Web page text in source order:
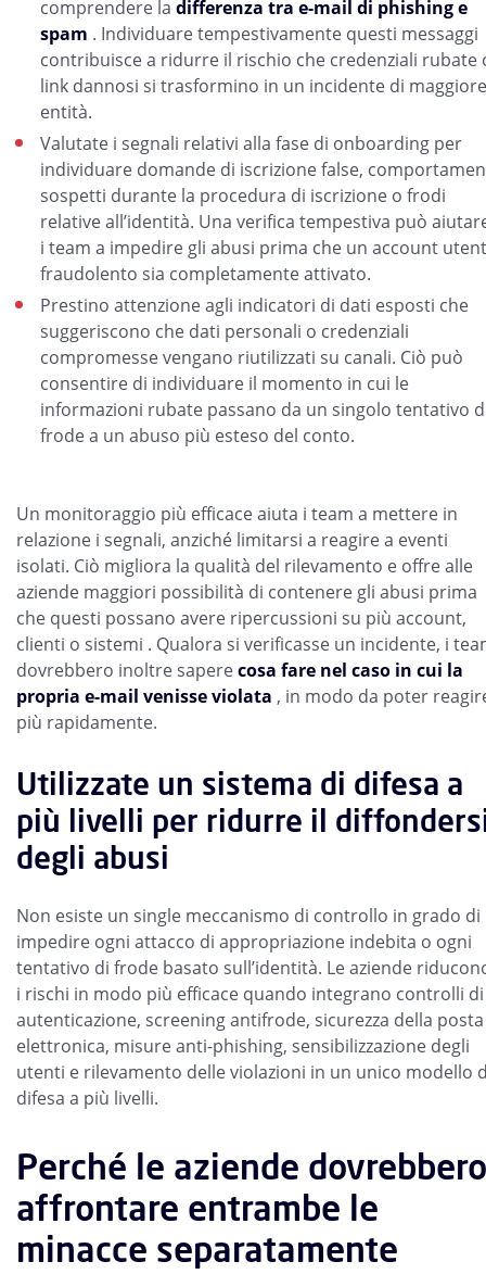
comprendere la differenza tra e-mail di phishing e
spam . Individuare tempestivamente questi messaggi
contribuisce a ridurre il rischio che credenziali rubate
link dannosi si trasformino in un incidente di maggiore
entità.
Valutate i segnali relativi alla fase di onboarding per
individuare domande di iscrizione false,
sospetti durante la procedura di iscrizione o frodi
relative all’identità. Una verifica tempestiva può
i team a impedire gli abusi prima che un account
fraudolento sia completamente attivato.
Prestino attenzione agli indicatori di dati esposti che
suggeriscono che dati personali o credenziali
compromesse vengano riutilizzati su canali. Ciò può
consentire di individuare il momento in cui le
informazioni rubate passano da un singolo tentativo
frode a un abuso più esteso del conto.
Un monitoraggio più efficace aiuta i team a mettere in
relazione i segnali, anziché limitarsi a reagire a eventi
isolati. Ciò migliora la qualità del rilevamento e offre alle
aziende maggiori possibilità di contenere gli abusi prima
che questi possano avere ripercussioni su più account,
clienti o sistemi . Qualora si verificasse un incidente, i
dovrebbero inoltre saperecosa fare nel caso in cui la
propria e-mail venisse violata , in modo da poter
più rapidamente.
Utilizzate un sistema di difesa a
più livelli per ridurre il
degli abusi
Non esiste un single meccanismo di controllo in grado di
impedire ogni attacco di appropriazione indebita o ogni
tentativo di frode basato sull’identità. Le aziende
i rischi in modo più efficace quando integrano controlli di
autenticazione, screening antifrode, sicurezza della posta
elettronica, misure anti-phishing, sensibilizzazione degli
utenti e rilevamento delle violazioni in un unico modello
difesa a più livelli.
Perché le aziende dovrebbero
affrontare entrambe le
minacce separatamente